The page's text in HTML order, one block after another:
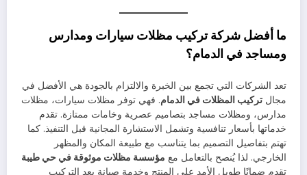
ما أفضل شركة تركيب مظلات سيارات ومدارس
ومساجد في الدمام؟
تعد الشركات التي تجمع بين الخبرة والالتزام بالجودة هي الأفضل في
مجال تركيب المظلات في الدمام. فهي توفر مظلات سيارات، مظلات
مدارس، ومظلات مساجد بتصاميم عصرية وخامات ممتازة. تقدم
خدماتها بأسعار تنافسية وتشمل الاستشارة المجانية قبل التنفيذ. كما
تهتم بتفاصيل التصميم بما يتناسب مع طبيعة المكان والمظهر
الخارجي. لذا يُنصح بالتعامل مع مؤسسة مظلات موثوقة في حي طيبة
تقدم ضمانًا طويل الأمد على المنتج وخدمة صيانة بعد التركيب